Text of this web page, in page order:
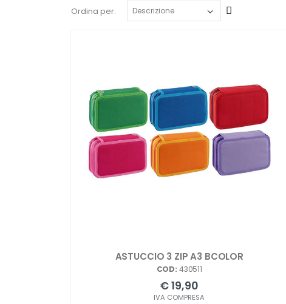
Ordina per:
ASTUCCIO 3 ZIP A3 BCOLOR
COD: 430511
€ 19,90
IVA COMPRESA